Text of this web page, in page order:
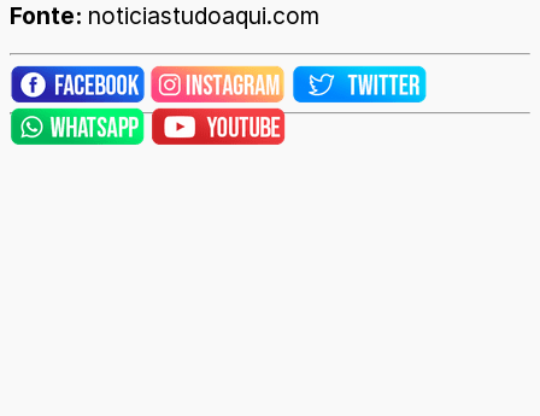
Fonte: noticiastudoaqui.com